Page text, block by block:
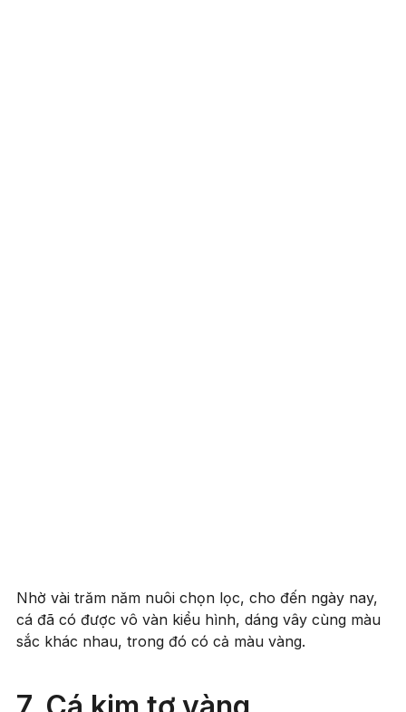
Nhờ vài trăm năm nuôi chọn lọc, cho đến ngày nay,
cá đã có được vô vàn kiểu hình, dáng vây cùng màu
sắc khác nhau, trong đó có cả màu vàng.